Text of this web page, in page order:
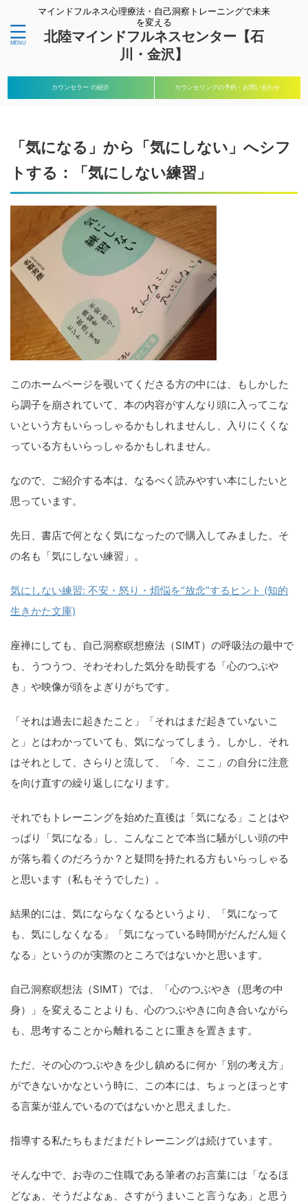
マインドフルネス心理療法・自己洞察トレーニングで未来
を変える
北陸マインドフルネスセンター【石
川・金沢】
カウンセラー の紹介 カウンセリングの予約・お問い合わせ
「気になる」から「気にしない」へシフ
トする：「気にしない練習」
このホームページを覗いてくださる方の中には、もしかした
ら調子を崩されていて、本の内容がすんなり頭に入ってこな
いという方もいらっしゃるかもしれませんし、入りにくくな
っている方もいらっしゃるかもしれません。
なので、ご紹介する本は、なるべく読みやすい本にしたいと
思っています。
先日、書店で何となく気になったので購入してみました。そ
の名も「気にしない練習」。
気にしない練習: 不安・怒り・煩悩を“放念”するヒント (知的
生きかた文庫)
座禅にしても、自己洞察瞑想療法（SIMT）の呼吸法の最中で
も、うつうつ、そわそわした気分を助長する「心のつぶや
き」や映像が頭をよぎりがちです。
「それは過去に起きたこと」「それはまだ起きていないこ
と」とはわかっていても、気になってしまう。しかし、それ
はそれとして、さらりと流して、「今、ここ」の自分に注意
を向け直すの繰り返しになります。
それでもトレーニングを始めた直後は「気になる」ことはや
っぱり「気になる」し、こんなことで本当に騒がしい頭の中
が落ち着くのだろうか？と疑問を持たれる方もいらっしゃる
と思います（私もそうでした）。
結果的には、気にならなくなるというより、「気になって
も、気にしなくなる」「気になっている時間がだんだん短く
なる」というのが実際のところではないかと思います。
自己洞察瞑想法（SIMT）では、「心のつぶやき（思考の中
身）」を変えることよりも、心のつぶやきに向き合いながら
も、思考することから離れることに重きを置きます。
ただ、その心のつぶやきを少し鎮めるに何か「別の考え方」
ができないかなという時に、この本には、ちょっとほっとす
る言葉が並んでいるのではないかと思えました。
指導する私たちもまだまだトレーニングは続けています。
そんな中で、お寺のご住職である筆者のお言葉には「なるほ
どなぁ、そうだよなぁ、さすがうまいこと言うなあ」と思う